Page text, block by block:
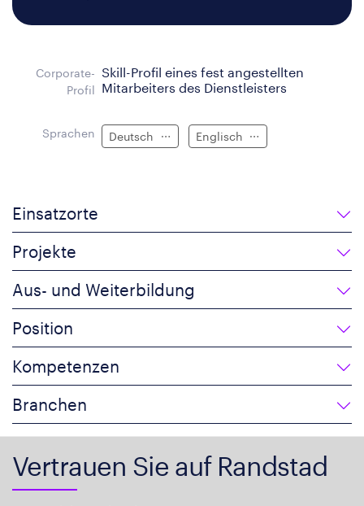
Corporate-
Profil
Skill-Profil eines fest angestellten
Mitarbeiters des Dienstleisters
Sprachen Deutsch Englisch
Einsatzorte
Projekte
Aus- und Weiterbildung
Position
Kompetenzen
Branchen
Vertrauen Sie auf Randstad